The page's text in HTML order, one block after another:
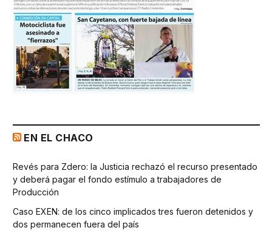
EN EL CHACO
Revés para Zdero: la Justicia rechazó el recurso presentado
y deberá pagar el fondo estímulo a trabajadores de
Producción
Caso EXEN: de los cinco implicados tres fueron detenidos y
dos permanecen fuera del país